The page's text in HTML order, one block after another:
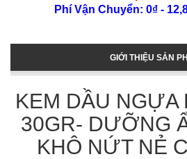
Phí Vận Chuyển: 0₫ -
GIỚI THIỆU SẢN
KEM DẦU NGỰA
30GR- DƯỠNG
KHÔ NỨT NẺ